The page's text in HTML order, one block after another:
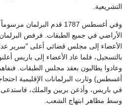
التشريعية.
وفي أغسطس 1787 قدم
الأراضي في جميع الطبقات. فرفض
الأعضاء إلى مجلس قضائي أعلى "سرير
بالتسجيل، فلما عاد الأعضاء إلى باريس
أغسطس) وثارت البرلمانات الإقليمية
وسط مظاهر ابتهاج الشعب.